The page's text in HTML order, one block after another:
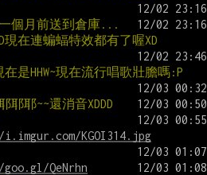
個月前送到倉庫...
現在連蝙蝠特效都有了喔XD
是HHW~現在流行唱歌壯膽嗎:P
耶~~還消音XDDD
KGOI314.jpg
QeNrhn